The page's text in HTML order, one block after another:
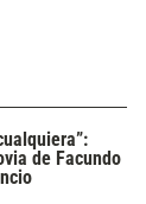
de Facundo